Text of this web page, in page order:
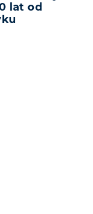
lat od